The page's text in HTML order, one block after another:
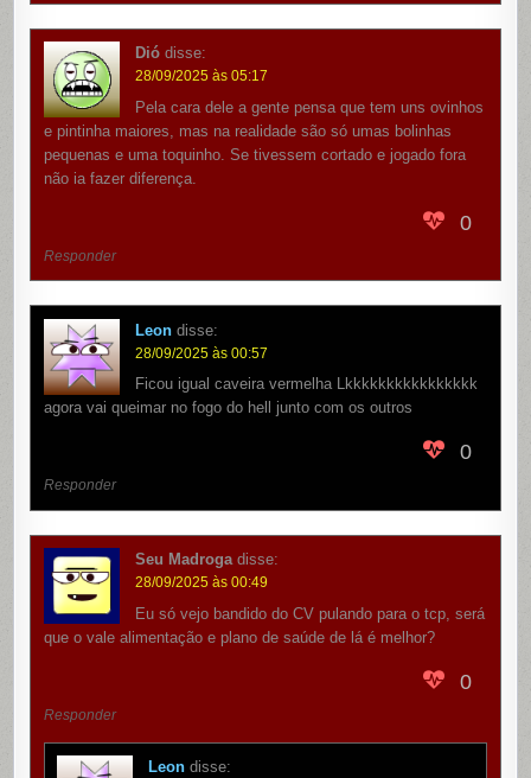
Dió disse:
28/09/2025 às 05:17
Pela cara dele a gente pensa que tem uns ovinhos
e pintinha maiores, mas na realidade são só umas bolinhas
pequenas e uma toquinho. Se tivessem cortado e jogado fora
não ia fazer diferença.
0
Responder
Leon disse:
28/09/2025 às 00:57
Ficou igual caveira vermelha Lkkkkkkkkkkkkkkkk
agora vai queimar no fogo do hell junto com os outros
0
Responder
Seu Madroga disse:
28/09/2025 às 00:49
Eu só vejo bandido do CV pulando para o tcp, será
que o vale alimentação e plano de saúde de lá é melhor?
0
Responder
Leon disse: